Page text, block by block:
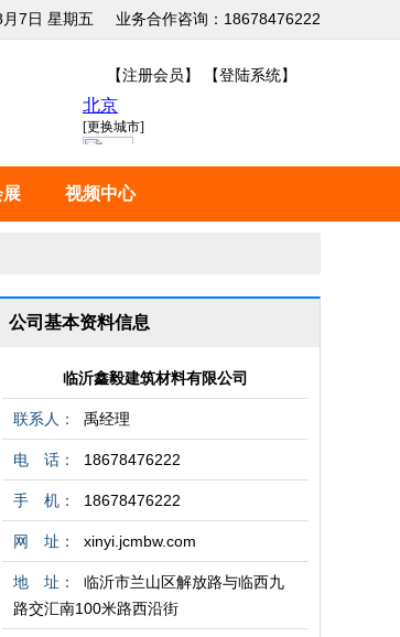
月7日 星期五 业务合作咨询：18678476222
【注册会员】 【登陆系统】
展 视频中心
公司基本资料信息
临沂鑫毅建筑材料有限公司
联系人： 禹经理
电 话： 18678476222
手 机： 18678476222
网 址： xinyi.jcmbw.com
地 址：
临沂市兰山区解放路与临西九
路交汇南100米路西沿街